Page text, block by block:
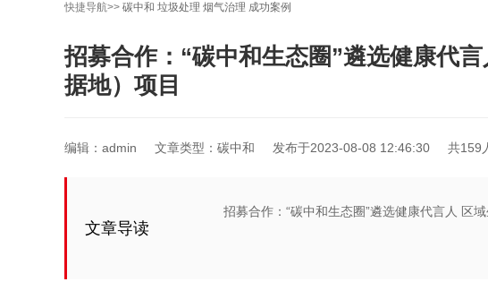
快捷导航>> 碳中和 垃圾处理 烟气治理 成功案例
招募合作：“碳中和生态圈”遴选健康代
据地）项目
编辑： admin 文章类型：碳中和 发布于2023-08-08 12:46:30 共159
文章导读
招募合作：“碳中和生态圈”遴选健康代言人 区